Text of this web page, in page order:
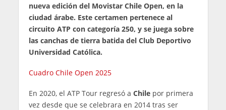
nueva edición del Movistar Chile Open, en la
ciudad árabe. Este certamen pertenece al
circuito ATP con categoría 250, y se juega sobre
las canchas de tierra batida del Club Deportivo
Universidad Católica.
Cuadro Chile Open 2025
En 2020, el ATP Tour regresó a Chilepor primera
vez desde que se celebrara en 2014 tras ser